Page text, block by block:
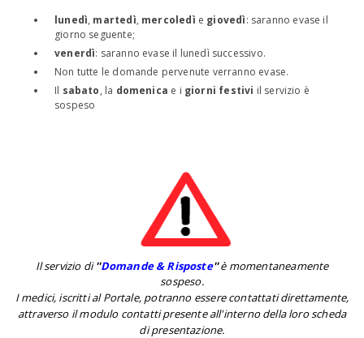
lunedì, martedì, mercoledì e giovedì: saranno evase il
giorno seguente;
venerdì: saranno evase il lunedì successivo.
Non tutte le domande pervenute verranno evase.
Il sabato, la domenica e i giorni festivi il servizio è
sospeso
Il servizio di''Domande & Risposte''è momentaneamente
sospeso.
I medici, iscritti al Portale, potranno essere contattati direttamente,
attraverso il modulo contatti presente all'interno della loro scheda
di presentazione.